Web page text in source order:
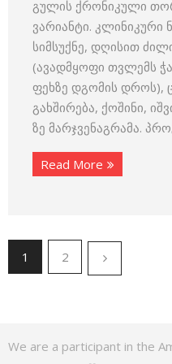
გულის ქრონიკული
ვარიანტი. კლინიკური
სიმსუქნე, დღისით
(ავადმყოფი თვლემს
ფეხზე დგომის დროს),
გახშირება, ქოშინი,
ზე მარჯვენაგრამა.
Read More
1 2
We are a participant in the